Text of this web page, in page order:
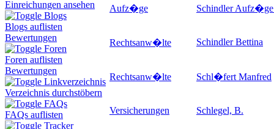
Einreichungen ansehen
Blogs
Blogs auflisten
Bewertungen
Foren
Foren auflisten
Bewertungen
Linkverzeichnis
Verzeichnis durchstöbern
FAQs
FAQs auflisten
Tracker
Aufz�ge Schindler
Rechtsanw�lte Schindler Bettina
Rechtsanw�lte Schl�fert Manfred
Versicherungen Schlegel, B.